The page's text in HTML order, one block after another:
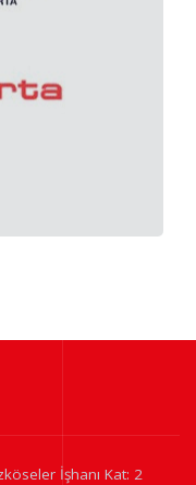
İşhanı Kat: 2